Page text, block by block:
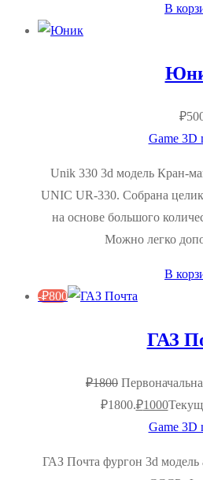
В
₽
Game 3D
Unik 330 3d модель Кран-
UNIC UR-330. Собрана
на основе большого
Можно легко
В
-₽800
ГАЗ
₽1800
₽1800.₽1000
Game 3D
ГАЗ Почта фургон 3d модель